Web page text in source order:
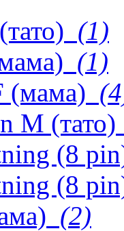
(1)
(1)
(мама)
M (тато)
(8
(8
(2)